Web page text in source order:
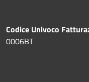
Codice Univoco
0006BT